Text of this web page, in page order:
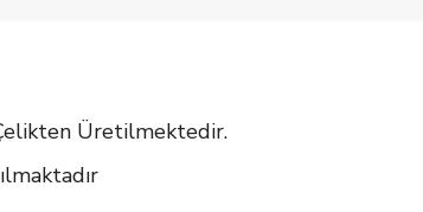
Üretilmektedir.